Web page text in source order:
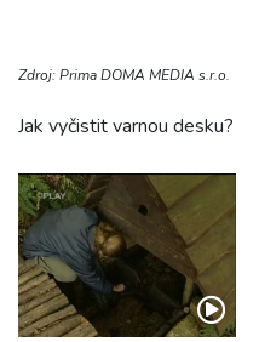
Zdroj: Prima DOMA MEDIA s.r.o.
Jak vyčistit varnou desku?